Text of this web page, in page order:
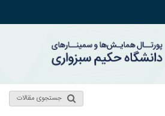
جستجوی مقالات